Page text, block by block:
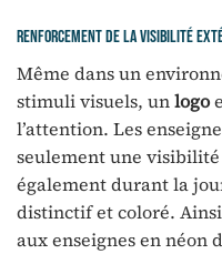
Renforcement de la visibilité
Même dans un
stimuli visuels, unlogo
l’attention. Les
seulement une
également durant la
distinctif et coloré.
aux enseignes en